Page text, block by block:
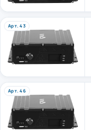
Арт. 43
Арт. 46